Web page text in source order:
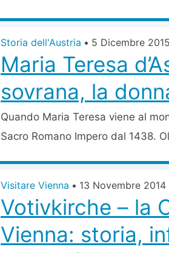
Storia dell'Austria • 5 Dicembre 2015
Maria Teresa
sovrana, la
Quando Maria Teresa viene al
Sacro Romano Impero dal 1438.
Visitare Vienna • 13 Novembre 2014
Votivkirche – la
Vienna: storia,